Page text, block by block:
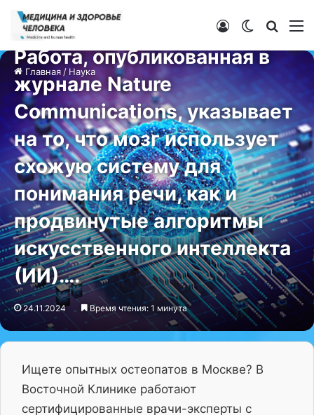
Switch skin
Войти
Главная/ Наука
Наука
Работа, опубликованная в
журнале Nature
Communications, указывает
на то, что мозг использует
схожую систему для
понимания речи, как и
продвинутые алгоритмы
искусственного интеллекта
(ИИ)….
24.11.2024 Время чтения: 1 минута
Ищете опытных остеопатов в Москве? В
Восточной Клинике работают
сертифицированные врачи-эксперты с